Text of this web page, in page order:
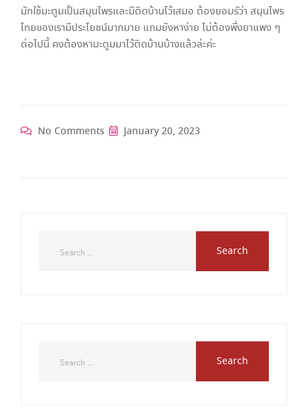
มักใช้มะตูมเป็นสมุนไพรและมีติดบ้านไว้เสมอ ต้องยอมรัว่า สมุนไพร
ไทยของเรามีประโยชน์มากมาย แถมยังหาง่าย ไม่ต้องพึ่งยาแพง ๆ
ต่อไปนี้ คงต้องหามะตูมมาไว้ติดบ้านบ้างแล้วล่ะค่ะ
No Comments January 20, 2023